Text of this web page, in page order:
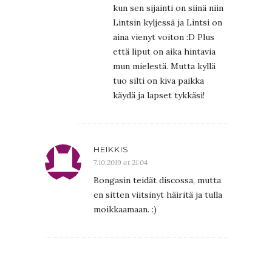
kun sen sijainti on siinä niin
Lintsin kyljessä ja Lintsi on
aina vienyt voiton :D Plus
että liput on aika hintavia
mun mielestä. Mutta kyllä
tuo silti on kiva paikka
käydä ja lapset tykkäsi!
HEIKKIS
7.10.2019 at 21:04
Bongasin teidät discossa, mutta
en sitten viitsinyt häiritä ja tulla
moikkaamaan. :)